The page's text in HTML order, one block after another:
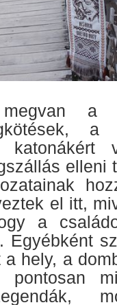
a
a
katonákért
elleni
el itt,
a
Egyébként
hely, a
pontosan